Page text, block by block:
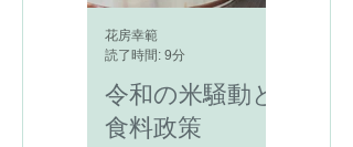
令和の米騒動と
食料政策
花房幸範
読了時間: 9分